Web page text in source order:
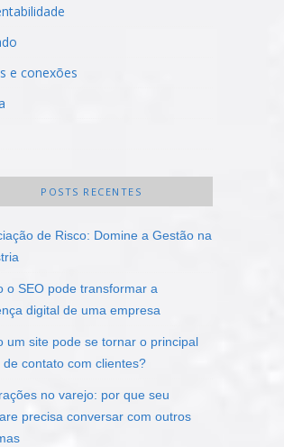
e conexões
POSTS RECENTES
de Risco: Domine a Gestão na
o SEO pode transformar a
digital de uma empresa
um site pode se tornar o principal
de contato com clientes?
no varejo: por que seu
precisa conversar com outros